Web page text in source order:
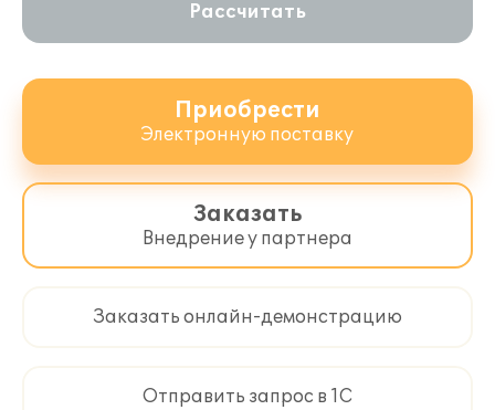
Рассчитать
Приобрести
Электронную поставку
Заказать
Внедрение у партнера
Заказать онлайн-демонстрацию
Отправить запрос в 1С